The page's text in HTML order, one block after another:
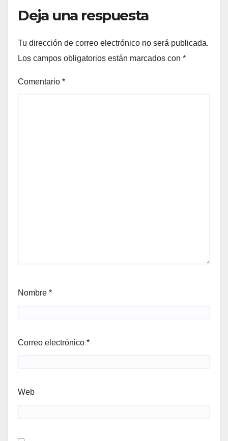
Deja una respuesta
Tu dirección de correo electrónico no será publicada.
Los campos obligatorios están marcados con *
Comentario *
Nombre *
Correo electrónico *
Web